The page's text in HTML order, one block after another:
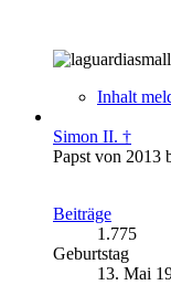
Inhalt
Simon II. †
Papst von 2013
Beiträge
1.775
Geburtstag
13. Mai